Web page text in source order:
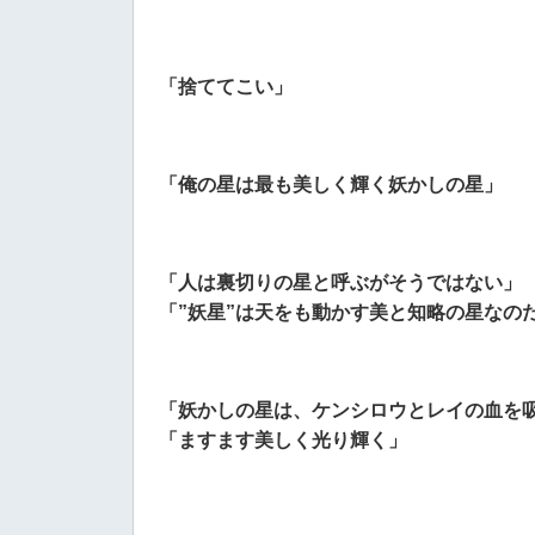
「捨ててこい」
「俺の星は最も美しく輝く妖かしの星」
「人は裏切りの星と呼ぶがそうではない」
「”妖星”は天をも動かす美と知略の星なの
「妖かしの星は、ケンシロウとレイの血を
「ますます美しく光り輝く」